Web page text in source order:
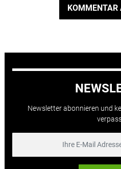
KOMMENTAR
Newsletter abonnieren und